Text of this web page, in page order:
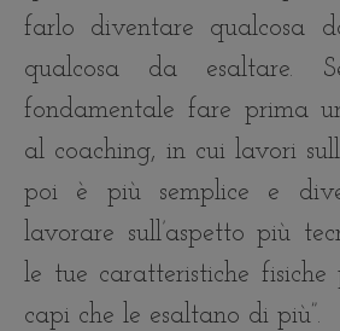
farlo diventare qualcosa
qualcosa da esaltare.
fondamentale fare prima
al coaching, in cui lavori
poi è più semplice e
lavorare sull’aspetto più
le tue caratteristiche
capi che le esaltano di più”.